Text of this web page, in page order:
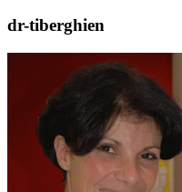
dr-tiberghien